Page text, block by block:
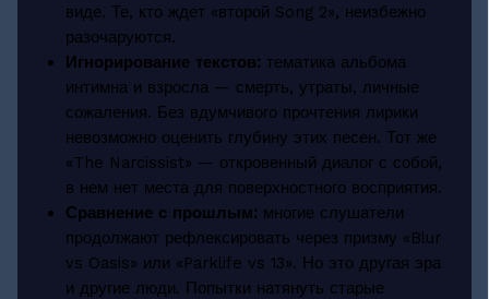
виде. Те, кто ждет «второй Song 2», неизбежно
разочаруются.
Игнорирование текстов: тематика альбома
интимна и взросла — смерть, утраты, личные
сожаления. Без вдумчивого прочтения лирики
невозможно оценить глубину этих песен. Тот же
«The Narcissist» — откровенный диалог с собой,
в нем нет места для поверхностного восприятия.
Сравнение с прошлым: многие слушатели
продолжают рефлексировать через призму «Blur
vs Oasis» или «Parklife vs 13». Но это другая эра
и другие люди. Попытки натянуть старые